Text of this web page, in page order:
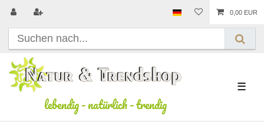
0,00 EUR
lebendig-natürlich-trendig
☰